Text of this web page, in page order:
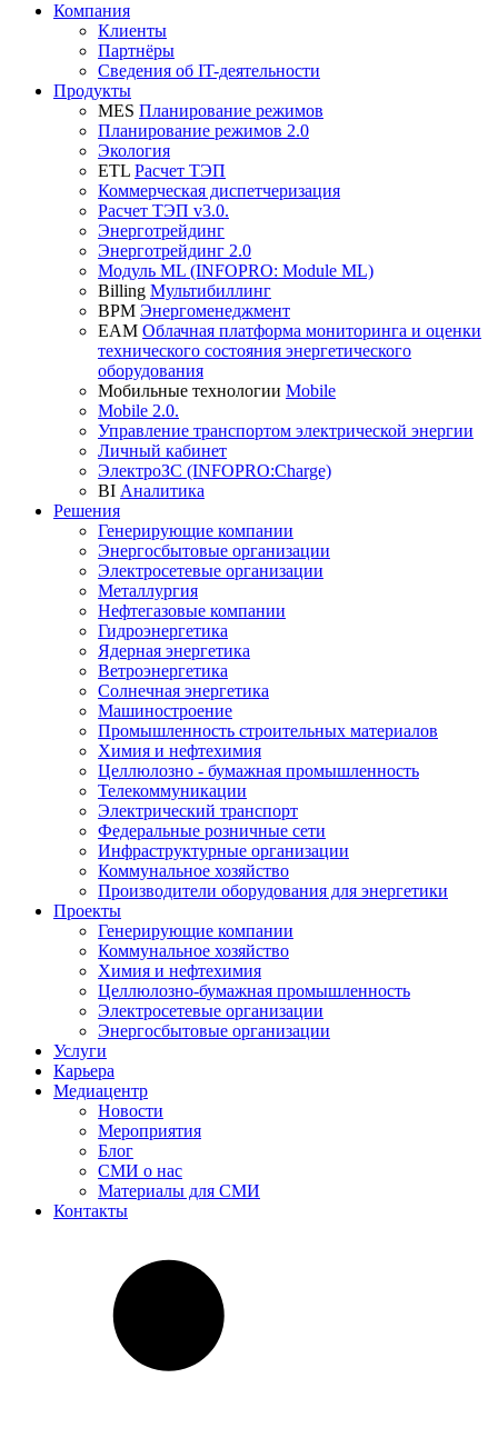
Компания
Клиенты
Партнёры
Сведения об IT-деятельности
Продукты
MES Планирование режимов
Планирование режимов 2.0
Экология
ETL Расчет ТЭП
Коммерческая диспетчеризация
Расчет ТЭП v3.0.
Энерготрейдинг
Энерготрейдинг 2.0
Модуль ML (INFOPRO: Module ML)
Billing Мультибиллинг
BPM Энергоменеджмент
EAM Облачная платформа мониторинга и оценки
технического состояния энергетического
оборудования
Мобильные технологии Mobile
Mobile 2.0.
Управление транспортом электрической энергии
Личный кабинет
ЭлектроЗС (INFOPRO:Charge)
BI Аналитика
Решения
Генерирующие компании
Энергосбытовые организации
Электросетевые организации
Металлургия
Нефтегазовые компании
Гидроэнергетика
Ядерная энергетика
Ветроэнергетика
Солнечная энергетика
Машиностроение
Промышленность строительных материалов
Химия и нефтехимия
Целлюлозно - бумажная промышленность
Телекоммуникации
Электрический транспорт
Федеральные розничные сети
Инфраструктурные организации
Коммунальное хозяйство
Производители оборудования для энергетики
Проекты
Генерирующие компании
Коммунальное хозяйство
Химия и нефтехимия
Целлюлозно-бумажная промышленность
Электросетевые организации
Энергосбытовые организации
Услуги
Карьера
Медиацентр
Новости
Мероприятия
Блог
СМИ о нас
Материалы для СМИ
Контакты